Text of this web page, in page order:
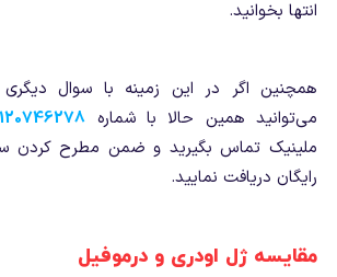
انتها بخوانید.
همچنین اگر در این زمینه با سوال
می‌توانید همین حالا با شماره
ملینیک تماس بگیرید و ضمن مطرح کردن
رایگان دریافت نمایید.
مقایسه ژل اودری و درموفیل